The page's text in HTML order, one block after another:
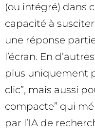
(ou intégré) dans
capacité à
une réponse
l’écran. En
plus uniquement
clic”, mais aussi
compacte” qui
par l’IA de